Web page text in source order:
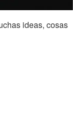
ideas, cosas